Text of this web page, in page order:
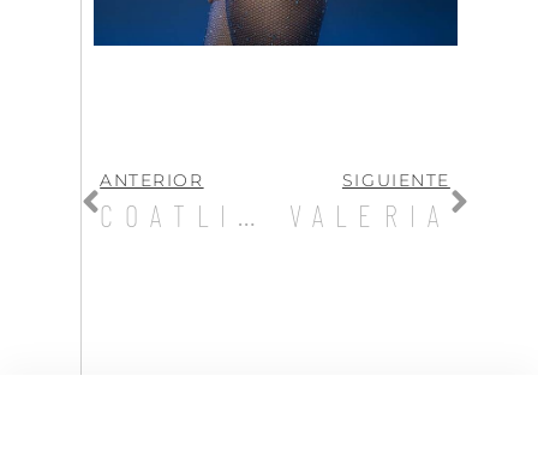
ANTERIOR
COATLICUE
SIGUIENTE
VALERIA